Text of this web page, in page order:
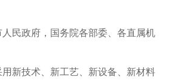
民政府，国务院各部委、各直属机
技术、新工艺、新设备、新材料